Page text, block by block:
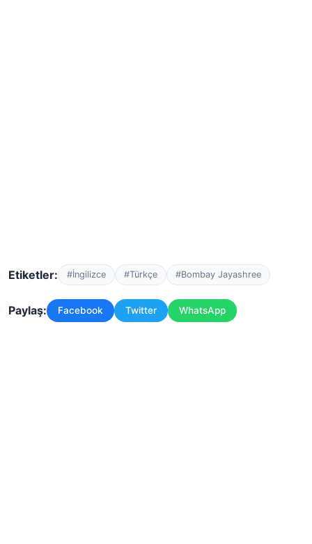
Etiketler: #İngilizce #Türkçe #Bombay Jayashree
Paylaş: Facebook Twitter WhatsApp